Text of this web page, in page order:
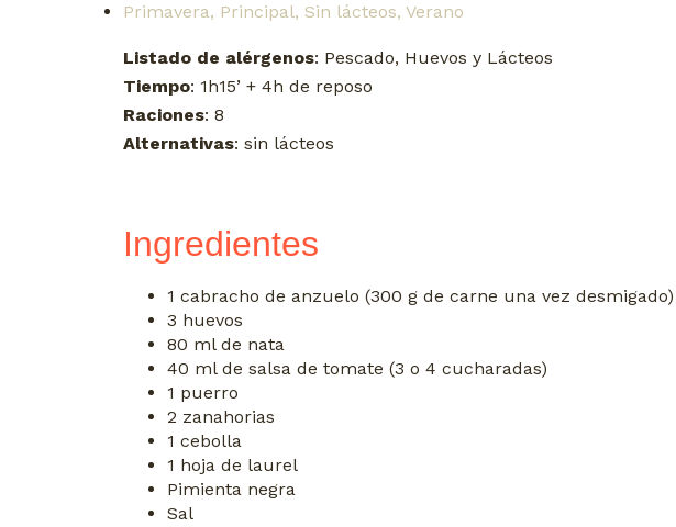
Primavera, Principal, Sin lácteos, Verano
Listado de alérgenos: Pescado, Huevos y Lácteos
Tiempo: 1h15’ + 4h de reposo
Raciones: 8
Alternativas: sin lácteos
Ingredientes
1 cabracho de anzuelo (300 g de carne una vez desmigado)
3 huevos
80 ml de nata
40 ml de salsa de tomate (3 o 4 cucharadas)
1 puerro
2 zanahorias
1 cebolla
1 hoja de laurel
Pimienta negra
Sal